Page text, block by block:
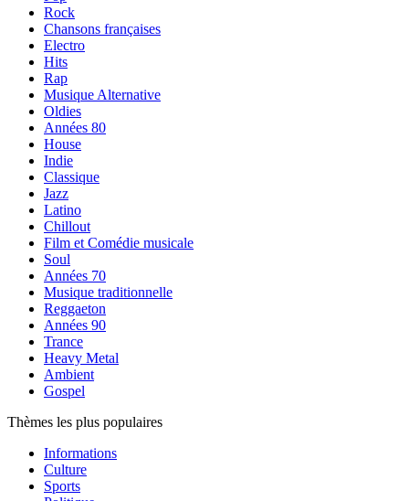
Rock
Chansons françaises
Electro
Hits
Rap
Musique Alternative
Oldies
Années 80
House
Indie
Classique
Jazz
Latino
Chillout
Film et Comédie musicale
Soul
Années 70
Musique traditionnelle
Reggaeton
Années 90
Trance
Heavy Metal
Ambient
Gospel
Thèmes les plus populaires
Informations
Culture
Sports